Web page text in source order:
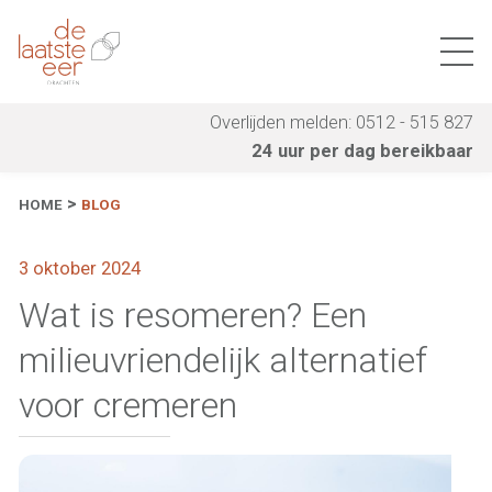
Overlijden melden: 0512 - 515 827
24 uur per dag bereikbaar
HOME BLOG
3 oktober 2024
Wat is resomeren? Een
milieuvriendelijk alternatief
voor cremeren